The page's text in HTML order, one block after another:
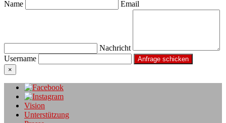
Name Email
Nachricht
Username
×
Vision
Unterstützung